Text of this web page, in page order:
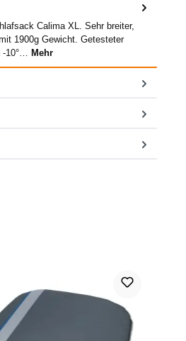
Calima XL. Sehr breiter,
1900g Gewicht. Getesteter
-10°… Mehr